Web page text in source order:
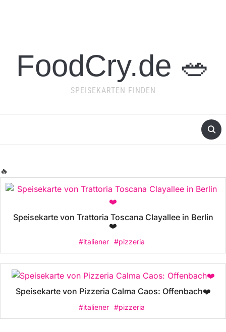
FoodCry.de 🥗
SPEISEKARTEN FINDEN
🔥
Speisekarte von Trattoria Toscana Clayallee in Berlin
❤️
#italiener #pizzeria
Speisekarte von Pizzeria Calma Caos: Offenbach❤️
#italiener #pizzeria